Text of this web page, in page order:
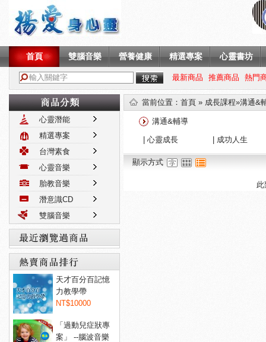
首頁 雙腦音樂 營養健康 精選專案 心靈書坊
最新商品 推薦商品 熱門
心靈潛能
精選專案
台灣素食
心靈音樂
胎教音樂
潛意識CD
雙腦音樂
天才百分百記憶
力教學帶
NT$10000
「過動兒症狀專
案」 --腦波音樂
當前位置 ： 首頁 » 成長課程»溝通&
溝通&輔導
心靈成長 成功人生
顯示方式
此